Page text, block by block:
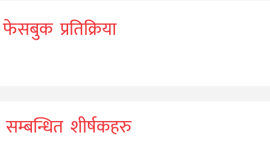
फेसबुक प्रतिक्रिया
सम्बन्धित शीर्षकहरु